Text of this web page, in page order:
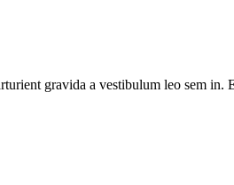
gravida a vestibulum leo sem in.